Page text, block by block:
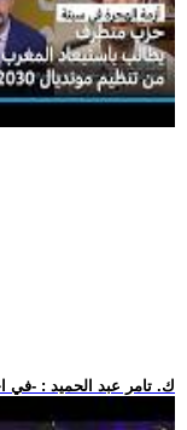
.. ك. تامر عبد الحميد : -